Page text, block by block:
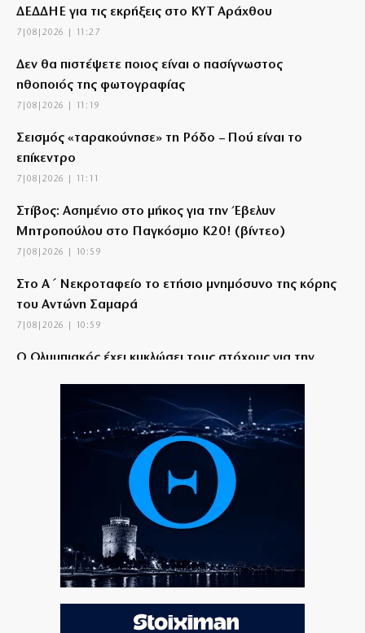
ΔΕΔΔΗΕ για τις εκρήξεις στο ΚΥΤ Αράχθου
7|08|2026 | 11:27
Δεν θα πιστέψετε ποιος είναι ο πασίγνωστος
ηθοποιός της φωτογραφίας
7|08|2026 | 11:19
Σεισμός «ταρακούνησε» τη Ρόδο – Πού είναι το
επίκεντρο
7|08|2026 | 11:11
Στίβος: Ασημένιο στο μήκος για την Έβελυν
Μητροπούλου στο Παγκόσμιο Κ20! (βίντεο)
7|08|2026 | 10:59
Στο Α΄ Νεκροταφείο το ετήσιο μνημόσυνο της κόρης
του Αντώνη Σαμαρά
7|08|2026 | 10:59
Ο Ολυμπιακός έχει κυκλώσει τους στόχους για την
7|08|2026 | 10:50
Προκλητικός Γεωργιάδης: Τα γυαλιά θα τα φοράω και
«Φωτιά» η βενζίνη, ακριβότερο και το diesel: Οι νέες
τιμές ανά περιοχή
7|08|2026 | 10:33
Εξετάζει Αριάγκα η ΑΕΚ